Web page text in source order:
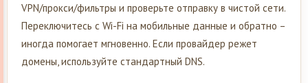
VPN/прокси/фильтры и проверьте отправку в чистой сети.
Переключитесь с Wi-Fi на мобильные данные и обратно –
иногда помогает мгновенно. Если провайдер режет
домены, используйте стандартный DNS.